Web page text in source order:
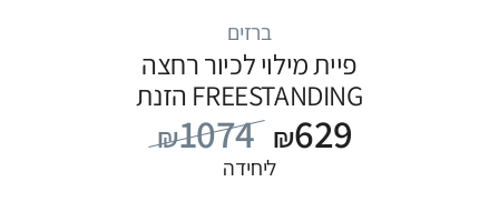
ברזים
פיית מילוי לכיור רחצה
FREESTANDING הזנת
מים מהרצפה, סדרה
FLOW: שחור
₪1074 ₪629
ליחידה